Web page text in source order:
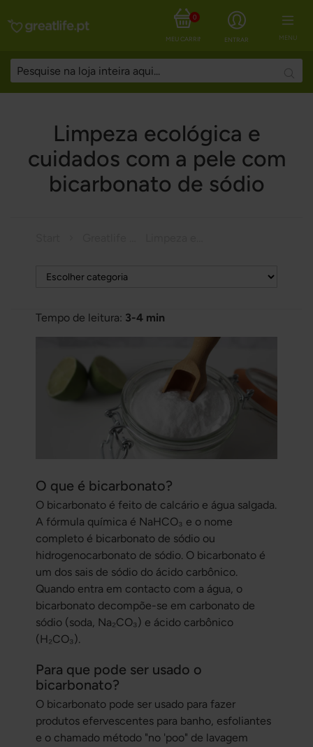
MENU
ENTRAR
MEU CARRINHO
0
Limpeza ecológica e
cuidados com a pele com
bicarbonato de sódio
Tempo de leitura: 3-4 min
O que é bicarbonato?
O bicarbonato é feito de calcário e água salgada.
A fórmula química é NaHCO₃ e o nome
completo é bicarbonato de sódio ou
hidrogenocarbonato de sódio. O bicarbonato é
um dos sais de sódio do ácido carbônico.
Quando entra em contacto com a água, o
bicarbonato decompõe-se em carbonato de
sódio (soda, Na₂CO₃) e ácido carbônico
(H₂CO₃).
Para que pode ser usado o
bicarbonato?
O bicarbonato pode ser usado para fazer
produtos efervescentes para banho, esfoliantes
e o chamado método "no 'poo" de lavagem